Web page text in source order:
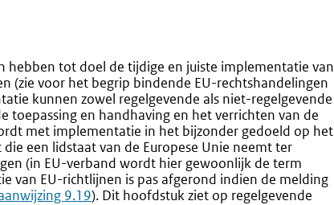
hebben tot doel de tijdige en juiste implementatie van
(zie voor het begrip bindende EU-rechtshande­lingen
kunnen zowel regelgevende als niet-regelgevende
toepassing en handhaving en het verrichten van de
met implementatie in het bijzonder gedoeld op het
een lidstaat van de Europese Unie neemt ter
(in EU-verband wordt hier gewoonlijk de term
van EU-richtlijnen is pas afgerond indien de melding
9.19). Dit hoofdstuk ziet op regelgevende